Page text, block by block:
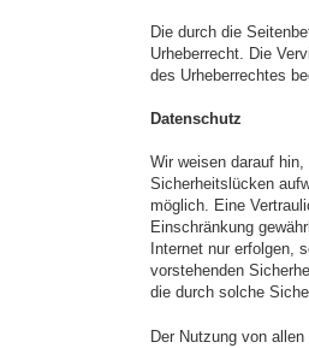
Die durch die
Urheberrecht. Die
des Urheberrechtes
Datenschutz
Wir weisen darauf
Sicherheitslücken
möglich. Eine
Einschränkung
Internet nur erfolgen,
vorstehenden
die durch solche
Der Nutzung von